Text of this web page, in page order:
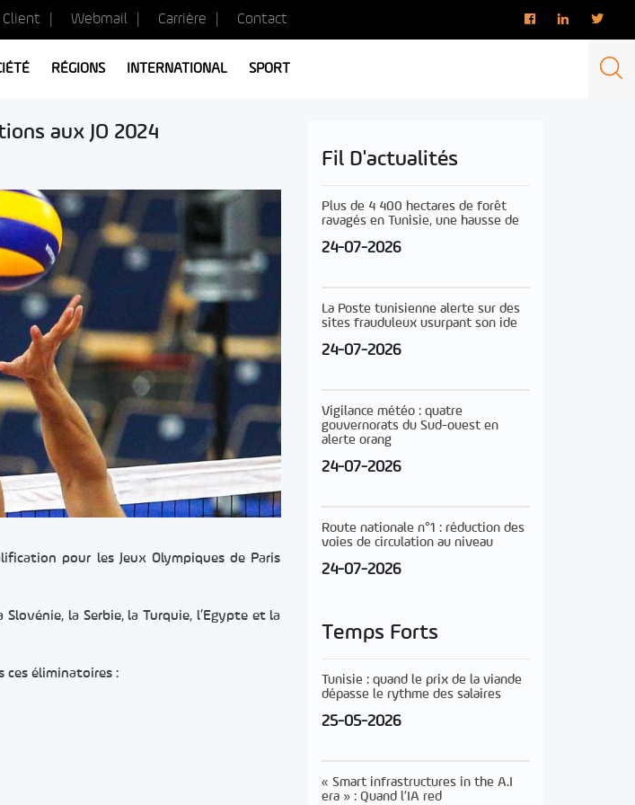
Client Webmail Carrière Contact
RÉGIONS INTERNATIONAL SPORT
aux JO 2024
pour les Jeux Olympiques de Paris
la Serbie, la Turquie, l’Egypte et la
ces éliminatoires :
Fil D'actualités
Plus de 4 400 hectares de forêt
ravagés en Tunisie, une hausse de
24-07-2026
La Poste tunisienne alerte sur des
sites frauduleux usurpant son ide
24-07-2026
Vigilance météo : quatre
gouvernorats du Sud-ouest en
alerte orang
24-07-2026
Route nationale n°1 : réduction des
voies de circulation au niveau
24-07-2026
Temps Forts
Tunisie : quand le prix de la viande
dépasse le rythme des salaires
25-05-2026
« Smart infrastructures in the A.I
era » : Quand l’IA red